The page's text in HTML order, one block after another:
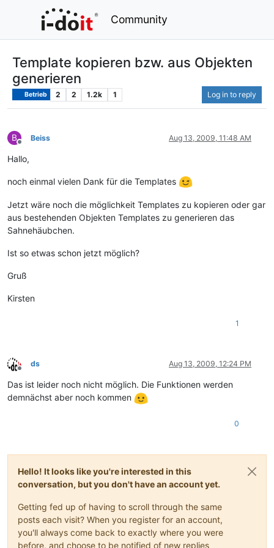
Community
Template kopieren bzw. aus Objekten
generieren
Betrieb 2 2 1.2k 1 Log in to reply
B
Offline
Beiss Aug 13, 2009, 11:48 AM
Hallo,
noch einmal vielen Dank für die Templates
Jetzt wäre noch die möglichkeit Templates zu kopieren oder gar
aus bestehenden Objekten Templates zu generieren das
Sahnehäubchen.
Ist so etwas schon jetzt möglich?
Gruß
Kirsten
1
Offline
ds Aug 13, 2009, 12:24 PM
Das ist leider noch nicht möglich. Die Funktionen werden
demnächst aber noch kommen
0
Hello! It looks like you're interested in this
conversation, but you don't have an account yet.
Getting fed up of having to scroll through the same
posts each visit? When you register for an account,
you'll always come back to exactly where you were
before, and choose to be notified of new replies